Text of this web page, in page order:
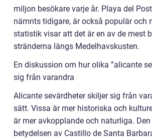
miljon besökare varje år. Playa del
nämnts tidigare, är också populär och
statistik visar att det är en av de mest
stränderna längs Medelhavskusten.
En diskussion om hur olika ”alicante
sig från varandra
Alicante sevärdheter skiljer sig från
sätt. Vissa är mer historiska och
är mer avkopplande och naturliga.
betydelsen av Castillo de Santa